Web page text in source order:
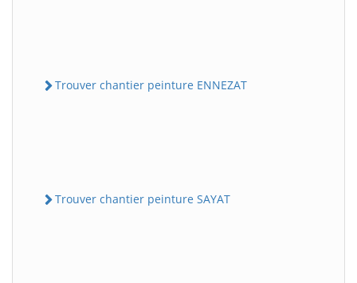
Trouver chantier peinture ENNEZAT
Trouver chantier peinture SAYAT